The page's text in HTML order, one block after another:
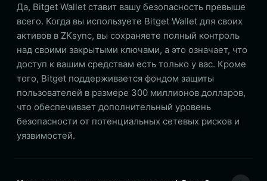
Да, Bitget Wallet ставит вашу безопасность превыше
всего. Когда вы используете Bitget Wallet для своих
активов в ZKsync, вы сохраняете полный контроль
над своими закрытыми ключами, а это означает, что
доступ к вашим средствам есть только у вас. Кроме
того, Bitget поддерживается фондом защиты
пользователей в размере 300 миллионов долларов,
что обеспечивает дополнительный уровень
безопасности от потенциальных сетевых рисков и
уязвимостей.